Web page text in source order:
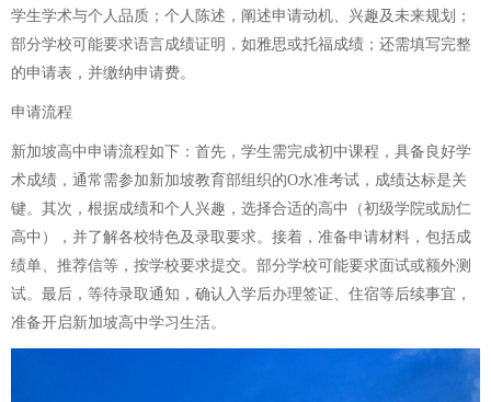
学生学术与个人品质；个人陈述，阐述申请动机、兴趣及未来规划；
部分学校可能要求语言成绩证明，如雅思或托福成绩；还需填写完整
的申请表，并缴纳申请费。
申请流程
新加坡高中申请流程如下：首先，学生需完成初中课程，具备良好学
术成绩，通常需参加新加坡教育部组织的O水准考试，成绩达标是关
键。其次，根据成绩和个人兴趣，选择合适的高中（初级学院或励仁
高中），并了解各校特色及录取要求。接着，准备申请材料，包括成
绩单、推荐信等，按学校要求提交。部分学校可能要求面试或额外测
试。最后，等待录取通知，确认入学后办理签证、住宿等后续事宜，
准备开启新加坡高中学习生活。